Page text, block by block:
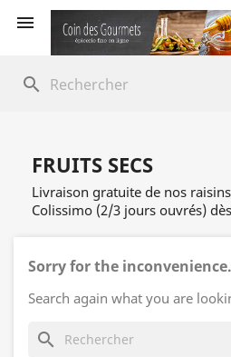

search
FRUITS SECS
Livraison gratuite de nos
Colissimo (2/3 jours ouvrés)
Sorry for the inconvenience.
Search again what you are
search